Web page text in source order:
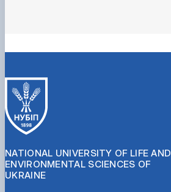
NATIONAL UNIVERSITY OF LIFE AND
ENVIRONMENTAL SCIENCES OF
UKRAINE